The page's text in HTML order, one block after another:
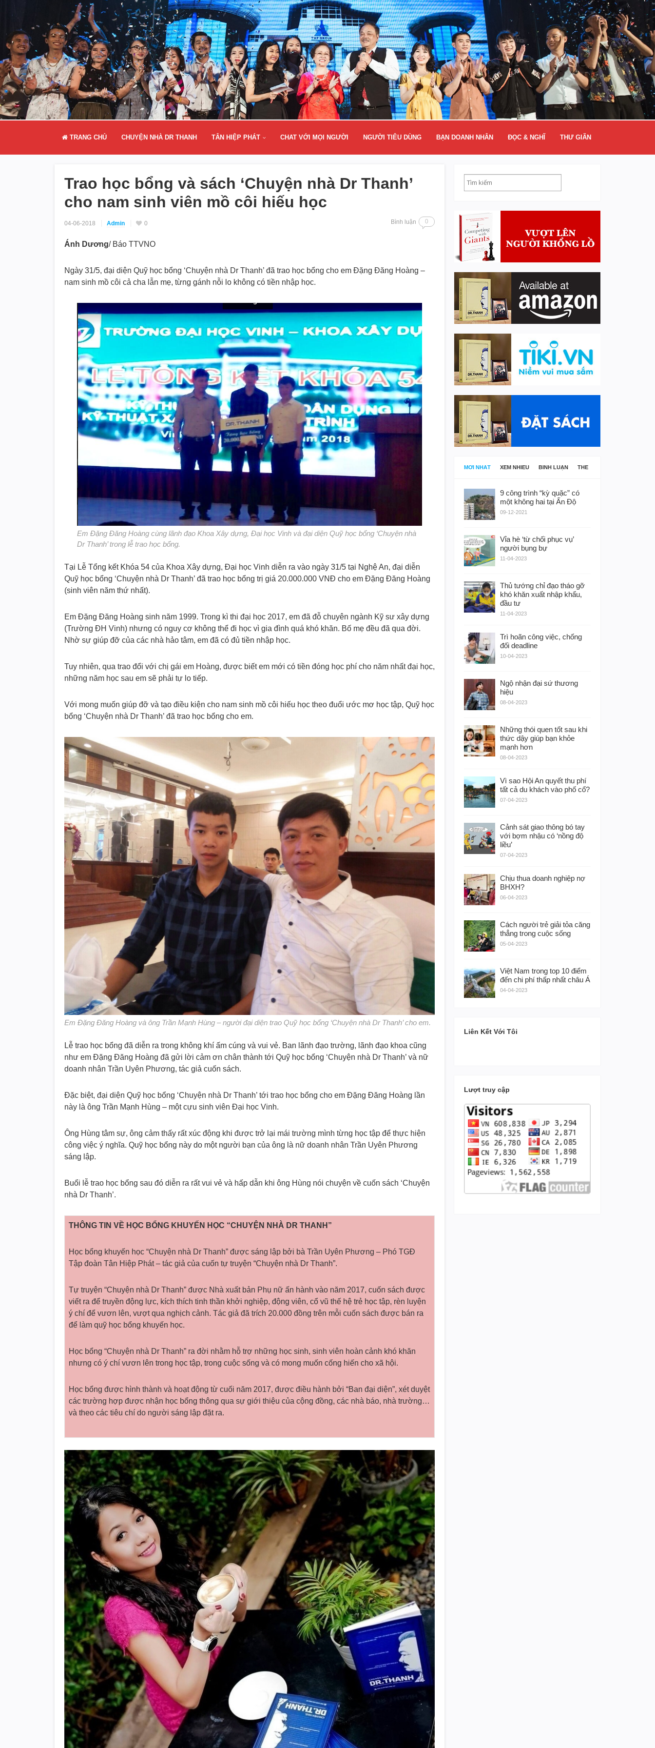
TRANG CHỦ CHUYỆN NHÀ DR THANH TÂN HIỆP PHÁT CHAT VỚI MỌI NGƯỜI NGƯỜI TIÊU DÙNG BẠN DOANH NHÂN ĐỌC & NGHĨ THƯ GIÃN
Trao học bổng và sách ‘Chuyện nhà Dr Thanh’
cho nam sinh viên mồ côi hiếu học
04-06-2018 Admin 0 Bình luận 0
Ánh Dương/ Báo TTVNO
Ngày 31/5, đại diện Quỹ học bổng ‘Chuyện nhà Dr Thanh’ đã trao học bổng cho em Đặng Đăng Hoàng –
nam sinh mồ côi cả cha lẫn mẹ, từng gánh nỗi lo không có tiền nhập học.
Em Đặng Đăng Hoàng cùng lãnh đạo Khoa Xây dựng, Đại học Vinh và đại diện Quỹ học bổng ‘Chuyện nhà
Dr Thanh’ trong lễ trao học bổng.
Tại Lễ Tổng kết Khóa 54 của Khoa Xây dựng, Đại học Vinh diễn ra vào ngày 31/5 tại Nghệ An, đại diễn
Quỹ học bổng ‘Chuyện nhà Dr Thanh’ đã trao học bổng trị giá 20.000.000 VNĐ cho em Đặng Đăng Hoàng
(sinh viên năm thứ nhất).
Em Đặng Đăng Hoàng sinh năm 1999. Trong kì thi đại học 2017, em đã đỗ chuyên ngành Kỹ sư xây dựng
(Trường ĐH Vinh) nhưng có nguy cơ không thể đi học vì gia đình quá khó khăn. Bố mẹ đều đã qua đời.
Nhờ sự giúp đỡ của các nhà hảo tâm, em đã có đủ tiền nhập học.
Tuy nhiên, qua trao đổi với chị gái em Hoàng, được biết em mới có tiền đóng học phí cho năm nhất đại học,
những năm học sau em sẽ phải tự lo tiếp.
Với mong muốn giúp đỡ và tạo điều kiện cho nam sinh mồ côi hiếu học theo đuổi ước mơ học tập, Quỹ học
bổng ‘Chuyện nhà Dr Thanh’ đã trao học bổng cho em.
Em Đặng Đăng Hoàng và ông Trần Mạnh Hùng – người đại diện trao Quỹ học bổng ‘Chuyện nhà Dr Thanh’ cho em.
Lễ trao học bổng đã diễn ra trong không khí ấm cúng và vui vẻ. Ban lãnh đạo trường, lãnh đạo khoa cũng
như em Đặng Đăng Hoàng đã gửi lời cảm ơn chân thành tới Quỹ học bổng ‘Chuyện nhà Dr Thanh’ và nữ
doanh nhân Trần Uyên Phương, tác giả cuốn sách.
Đặc biệt, đại diện Quỹ học bổng ‘Chuyện nhà Dr Thanh’ tới trao học bổng cho em Đặng Đăng Hoàng lần
này là ông Trần Mạnh Hùng – một cựu sinh viên Đại học Vinh.
Ông Hùng tâm sự, ông cảm thấy rất xúc động khi được trở lại mái trường mình từng học tập để thực hiện
công việc ý nghĩa. Quỹ học bổng này do một người bạn của ông là nữ doanh nhân Trần Uyên Phương
sáng lập.
Buổi lễ trao học bổng sau đó diễn ra rất vui vẻ và hấp dẫn khi ông Hùng nói chuyện về cuốn sách ‘Chuyện
nhà Dr Thanh’.
THÔNG TIN VỀ HỌC BỔNG KHUYẾN HỌC “CHUYỆN NHÀ DR THANH”
Học bổng khuyến học “Chuyện nhà Dr Thanh” được sáng lập bởi bà Trần Uyên Phương – Phó TGĐ
Tập đoàn Tân Hiệp Phát – tác giả của cuốn tự truyện “Chuyện nhà Dr Thanh”.
Tự truyện “Chuyện nhà Dr Thanh” được Nhà xuất bản Phụ nữ ấn hành vào năm 2017, cuốn sách được
viết ra để truyền động lực, kích thích tinh thần khởi nghiệp, động viên, cổ vũ thế hệ trẻ học tập, rèn luyện
ý chí để vươn lên, vượt qua nghịch cảnh. Tác giả đã trích 20.000 đồng trên mỗi cuốn sách được bán ra
để làm quỹ học bổng khuyến học.
Học bổng “Chuyện nhà Dr Thanh” ra đời nhằm hỗ trợ những học sinh, sinh viên hoàn cảnh khó khăn
nhưng có ý chí vươn lên trong học tập, trong cuộc sống và có mong muốn cống hiến cho xã hội.
Học bổng được hình thành và hoạt động từ cuối năm 2017, được điều hành bởi “Ban đại diện”, xét duyệt
các trường hợp được nhận học bổng thông qua sự giới thiệu của cộng đồng, các nhà báo, nhà trường…
và theo các tiêu chí do người sáng lập đặt ra.
MỚI NHẤT XEM NHIỀU BÌNH LUẬN THẺ
9 công trình “kỳ quặc” có
một không hai tại Ấn Độ
09-12-2021
Vỉa hè ‘từ chối phục vụ’
người bụng bự
11-04-2023
Thủ tướng chỉ đạo tháo gỡ
khó khăn xuất nhập khẩu,
đầu tư
11-04-2023
Trì hoãn công việc, chống
đối deadline
10-04-2023
Ngộ nhận đại sứ thương
hiệu
08-04-2023
Những thói quen tốt sau khi
thức dậy giúp bạn khỏe
mạnh hơn
08-04-2023
Vì sao Hội An quyết thu phí
tất cả du khách vào phố cổ?
07-04-2023
Cảnh sát giao thông bó tay
với bợm nhậu có ‘nồng độ
liều’
07-04-2023
Chịu thua doanh nghiệp nợ
BHXH?
06-04-2023
Cách người trẻ giải tỏa căng
thẳng trong cuộc sống
05-04-2023
Việt Nam trong top 10 điểm
đến chi phí thấp nhất châu Á
04-04-2023
Liên Kết Với Tôi
Lượt truy cập